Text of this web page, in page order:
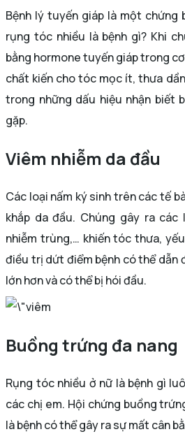
Bệnh lý tuyến giáp là một chứng
rụng tóc nhiều là bệnh gì? Khi
bằng hormone tuyến giáp trong
chất kiến cho tóc mọc ít, thưa
trong những dấu hiệu nhận biết
gặp.
Viêm nhiễm da đầu
Các loại nấm ký sinh trên các tế
khắp da đầu. Chúng gây ra các
nhiễm trùng,… khiến tóc thưa,
điều trị dứt điểm bệnh có thể dẫn
lớn hơn và có thể bị hói đầu.
Buồng trứng đa nang
Rụng tóc nhiều ở nữ là bệnh gì
các chị em. Hội chứng buồng
là bệnh có thể gây ra sự mất cân